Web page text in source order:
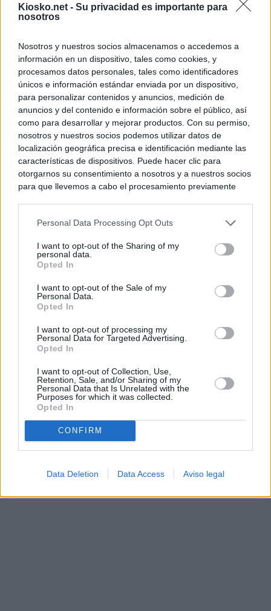
Kiosko.net - Su privacidad es importante para
nosotros
Nosotros y nuestros socios almacenamos o accedemos a
información en un dispositivo, tales como cookies, y
procesamos datos personales, tales como identificadores
únicos e información estándar enviada por un dispositivo,
para personalizar contenidos y anuncios, medición de
anuncios y del contenido e información sobre el público, así
como para desarrollar y mejorar productos. Con su permiso,
nosotros y nuestros socios podemos utilizar datos de
localización geográfica precisa e identificación mediante las
características de dispositivos. Puede hacer clic para
otorgarnos su consentimiento a nosotros y a nuestros socios
para que llevemos a cabo el procesamiento previamente
negar su consentimiento. Tenga en cuenta que algún
de su consentimiento, pero usted tiene el derecho de
rechazar tal procesamiento. Sus preferencias se aplicarán
cualquier momento entrando de nuevo en este sitio web o
visitando nuestra política de privacidad.
Personal Data Processing Opt Outs
I want to opt-out of the Sharing of my
personal data.
Opted In
I want to opt-out of the Sale of my
Personal Data.
Opted In
I want to opt-out of processing my
Personal Data for Targeted Advertising.
Opted In
I want to opt-out of Collection, Use,
Retention, Sale, and/or Sharing of my
Personal Data that Is Unrelated with the
Purposes for which it was collected.
Opted In
CONFIRM
Data Deletion Data Access Aviso legal